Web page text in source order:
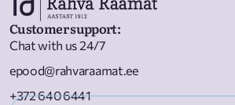
Customer support:
Chat with us 24/7
epood@rahvaraamat.ee
+372 640 6441